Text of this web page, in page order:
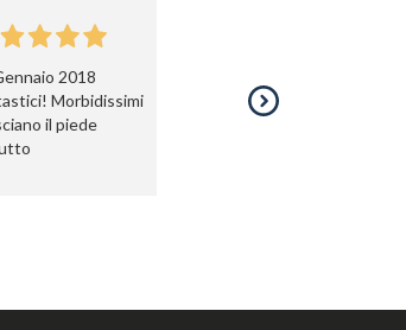
2018
Morbidissimi
il piede